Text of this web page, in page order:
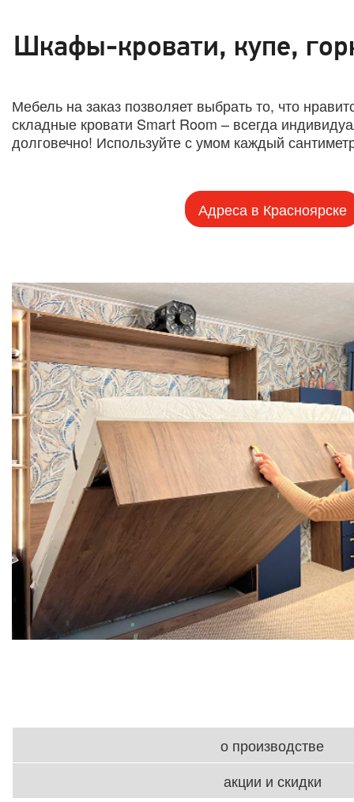
Шкафы-кровати, купе,
Мебель на заказ позволяет выбрать то, что
складные кровати Smart Room – всегда
долговечно! Используйте с умом каждый
Адреса в Красноярске
о производстве
акции и скидки